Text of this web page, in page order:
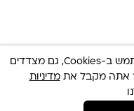
IWP
כדי לשפר את החוויה שלכם, האתר משתמש ב-Cookies, גם מצדדים
אתה מקבל אתמדיניות